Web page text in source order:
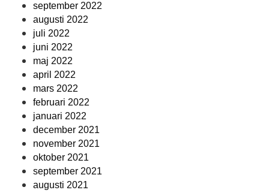
september 2022
augusti 2022
juli 2022
juni 2022
maj 2022
april 2022
mars 2022
februari 2022
januari 2022
december 2021
november 2021
oktober 2021
september 2021
augusti 2021